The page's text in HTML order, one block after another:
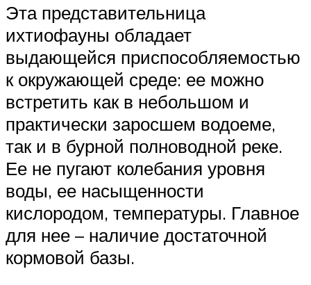
Эта представительница
ихтиофауны обладает
выдающейся приспособляемостью
к окружающей среде: ее можно
встретить как в небольшом и
практически заросшем водоеме,
так и в бурной полноводной реке.
Ее не пугают колебания уровня
воды, ее насыщенности
кислородом, температуры. Главное
для нее – наличие достаточной
кормовой базы.